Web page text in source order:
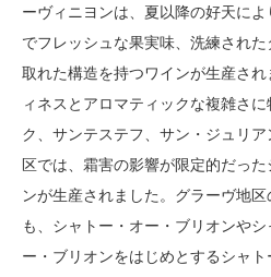
ーヴィニヨンは、夏以降の好天に
でフレッシュな果実味、洗練され
取れた構造を持つワインが生産さ
ィネスとアロマティックな複雑さ
ク、サンテステフ、サン・ジュリ
区では、霜害の影響が限定的だっ
ンが生産されました。グラーヴ地
も、シャトー・オー・ブリオンや
ー・ブリオンをはじめとするシャト